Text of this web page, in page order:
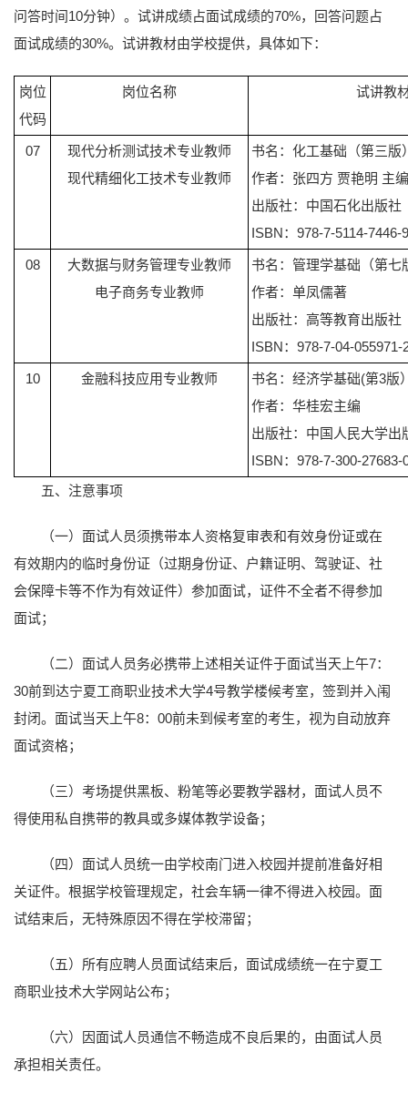
问答时间10分钟）。试讲成绩占面试成绩的70%，回答问题占
面试成绩的30%。试讲教材由学校提供，具体如下：
岗位
代码
岗位名称 试讲教
07
现代分析测试技术专业教师
现代精细化工技术专业教师
书名：化工基础（第三版
作者：张四方 贾艳明 主
出版社：中国石化出版社
ISBN：978-7-5114-7446-9
08
大数据与财务管理专业教师
电子商务专业教师
书名：管理学基础（第七
作者：单凤儒著
出版社：高等教育出版社
ISBN：978-7-04-055971-
10 金融科技应用专业教师
书名：经济学基础(第3版
作者：华桂宏主编
出版社：中国人民大学出
ISBN：978-7-300-27683-
五、注意事项
（一）面试人员须携带本人资格复审表和有效身份证或在
有效期内的临时身份证（过期身份证、户籍证明、驾驶证、社
会保障卡等不作为有效证件）参加面试，证件不全者不得参加
面试；
（二）面试人员务必携带上述相关证件于面试当天上午7：
30前到达宁夏工商职业技术大学4号教学楼候考室，签到并入闱
封闭。面试当天上午8：00前未到候考室的考生，视为自动放弃
面试资格；
（三）考场提供黑板、粉笔等必要教学器材，面试人员不
得使用私自携带的教具或多媒体教学设备；
（四）面试人员统一由学校南门进入校园并提前准备好相
关证件。根据学校管理规定，社会车辆一律不得进入校园。面
试结束后，无特殊原因不得在学校滞留；
（五）所有应聘人员面试结束后，面试成绩统一在宁夏工
商职业技术大学网站公布；
（六）因面试人员通信不畅造成不良后果的，由面试人员
承担相关责任。